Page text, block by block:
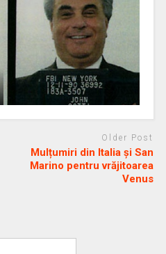
Older Post
Mulțumiri din Italia și San
Marino pentru vrăjitoarea
Venus